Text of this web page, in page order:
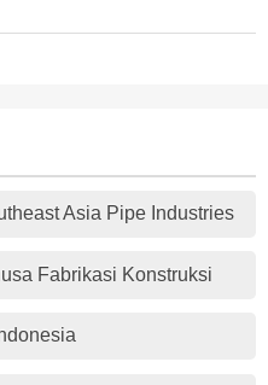
Asia Pipe Industries
Fabrikasi Konstruksi